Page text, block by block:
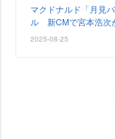
マクドナルド「月見
ル 新CMで宮本浩次
2025-08-25